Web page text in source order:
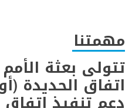
مهمتنا
تتولى بعثة
اتفاق الحديدة